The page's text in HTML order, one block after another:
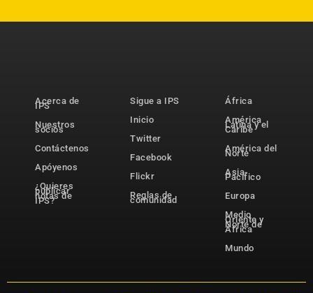
Acerca de
IPS
Nuestros
socios
Contáctenos
Apóyenos
¿Quieres
publicar
notas de
IPS?
Sigue a IPS
Inicio
Twitter
Facebook
Flickr
Reglas de
comunidad
África
América
Latina y el
Caribe
América del
Norte
Asia-
Pacífico
Europa
Medio
Oriente y
Norte de
África
Mundo